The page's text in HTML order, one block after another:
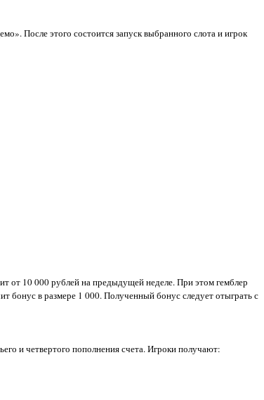
После этого состоится запуск выбранного слота и игрок
от 10 000 рублей на предыдущей неделе. При этом гемблер
бонус в размере 1 000. Полученный бонус следует отыграть с
и четвертого пополнения счета. Игроки получают: